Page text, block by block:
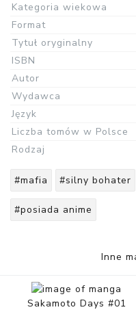
Kategoria wiekowa
Format
Tytuł oryginalny
ISBN
Autor
Wydawca
Język
Liczba tomów w Polsce
Rodzaj
#mafia #silny bohater
#posiada anime
Inne
Sakamoto Days #01